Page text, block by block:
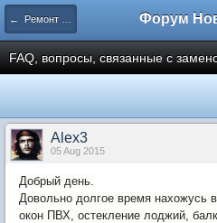
← Ремонт квартир
FAQ, вопросы, связанные с
Alex3
05 Aug 2015
Добрый день.
Довольно долгое время нахожусь
окон ПВХ, остекление лоджий,